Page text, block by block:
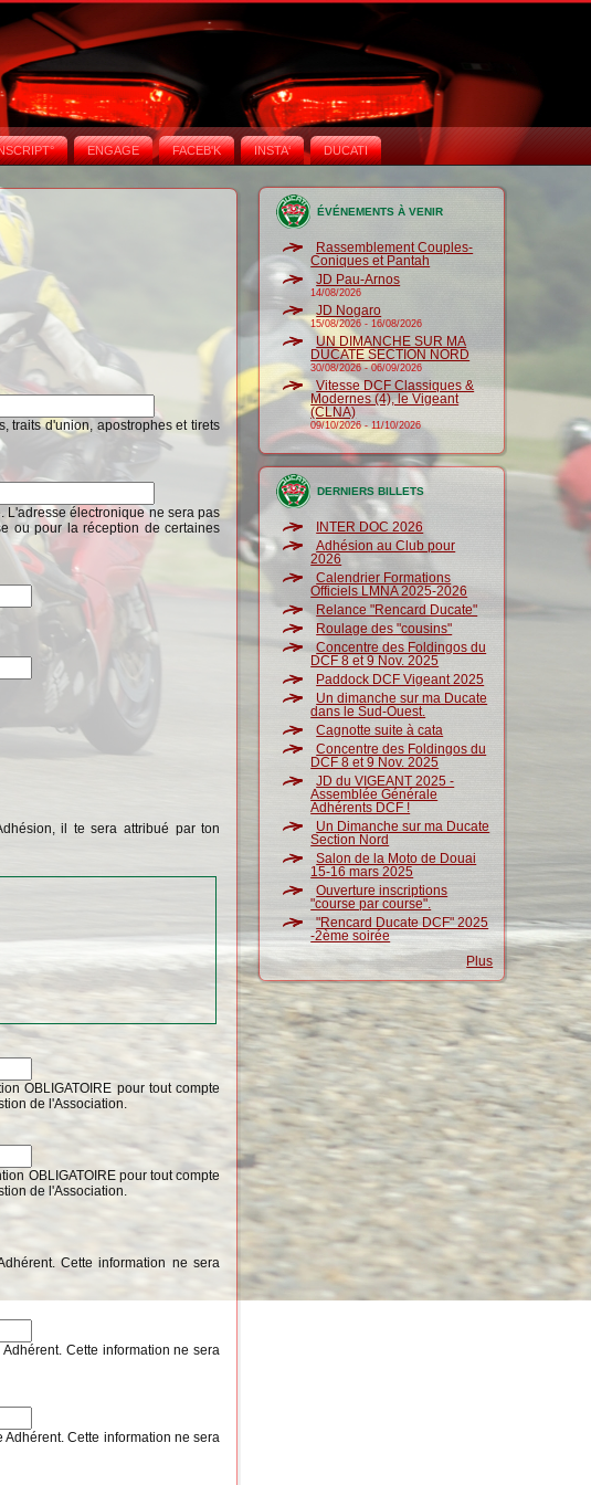
ENGAGE FACEB'K INSTA‘ DUCATI
traits d'union, apostrophes et tirets
L'adresse électronique ne sera pas
ou pour la réception de certaines
il te sera attribué par ton
OBLIGATOIRE pour tout compte
de l'Association.
OBLIGATOIRE pour tout compte
de l'Association.
Cette information ne sera
Cette information ne sera
Adhérent. Cette information ne sera
ÉVÉNEMENTS À VENIR
Rassemblement Couples-
Coniques et Pantah
JD Pau-Arnos
14/08/2026
JD Nogaro
15/08/2026 -16/08/2026
UN DIMANCHE SUR MA
DUCATE SECTION NORD
30/08/2026-06/09/2026
Vitesse DCF Classiques &
Modernes (4), le Vigeant
(CLNA)
09/10/2026-11/10/2026
DERNIERS BILLETS
INTER DOC 2026
Adhésion au Club pour
2026
Calendrier Formations
Officiels LMNA 2025-2026
Relance "Rencard Ducate"
Roulage des "cousins"
Concentre des Foldingos du
DCF 8 et 9 Nov. 2025
Paddock DCF Vigeant 2025
Un dimanche sur ma Ducate
dans le Sud-Ouest.
Cagnotte suite à cata
Concentre des Foldingos du
DCF 8 et 9 Nov. 2025
JD du VIGEANT 2025 -
Assemblée Générale
Adhérents DCF !
Un Dimanche sur ma Ducate
Section Nord
Salon de la Moto de Douai
15-16 mars 2025
Ouverture inscriptions
"course par course".
"Rencard Ducate DCF" 2025
-2ème soirée
Plus